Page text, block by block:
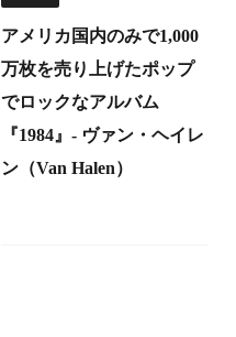
アメリカ国内のみで1,000
万枚を売り上げたポップ
でロックなアルバム
『1984』- ヴァン・ヘイレ
ン（Van Halen）